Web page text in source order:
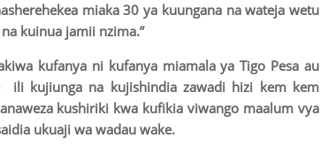
miaka 30 ya kuungana na wateja wetu
kuinua jamii nzima.”
kufanya ni kufanya miamala ya Tigo Pesa au
kujiunga na kujishindia zawadi hizi kem kem
kushiriki kwa kufikia viwango maalum vya
ukuaji wa wadau wake.